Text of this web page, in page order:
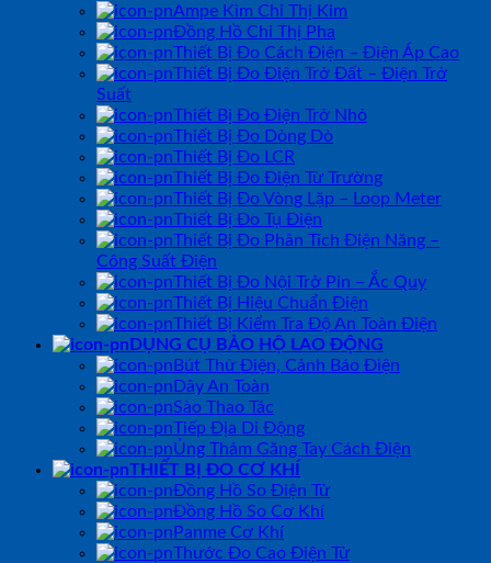
Ampe Kìm Chỉ Thị Kim
Đồng Hồ Chỉ Thị Pha
Thiết Bị Đo Cách Điện – Điện Áp Cao
Thiết Bị Đo Điện Trở Đất – Điện Trở
Suất
Thiết Bị Đo Điện Trở Nhỏ
Thiết Bị Đo Dòng Dò
Thiết Bị Đo LCR
Thiết Bị Đo Điện Từ Trường
Thiết Bị Đo Vòng Lặp – Loop Meter
Thiết Bị Đo Tụ Điện
Thiết Bị Đo Phân Tích Điện Năng –
Công Suất Điện
Thiết Bị Đo Nội Trở Pin – Ắc Quy
Thiết Bị Hiệu Chuẩn Điện
Thiết Bị Kiểm Tra Độ An Toàn Điện
DỤNG CỤ BẢO HỘ LAO ĐỘNG
Bút Thử Điện, Cảnh Báo Điện
Dây An Toàn
Sào Thao Tác
Tiếp Địa Di Động
Ủng Thảm Găng Tay Cách Điện
THIẾT BỊ ĐO CƠ KHÍ
Đồng Hồ So Điện Tử
Đồng Hồ So Cơ Khí
Panme Cơ Khí
Thước Đo Cao Điện Tử